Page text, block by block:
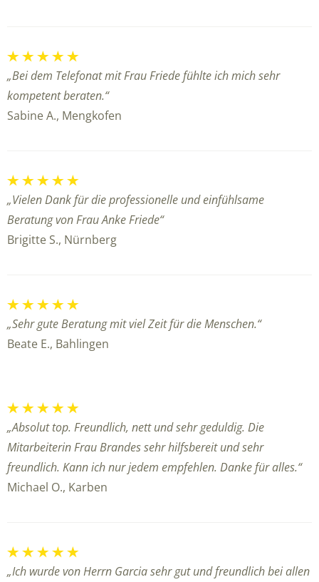
„Bei dem Telefonat mit Frau Friede fühlte ich mich sehr
kompetent beraten.“
Sabine A., Mengkofen
„Vielen Dank für die professionelle und einfühlsame
Beratung von Frau Anke Friede“
Brigitte S., Nürnberg
„Sehr gute Beratung mit viel Zeit für die Menschen.“
Beate E., Bahlingen
„Absolut top. Freundlich, nett und sehr geduldig. Die
Mitarbeiterin Frau Brandes sehr hilfsbereit und sehr
freundlich. Kann ich nur jedem empfehlen. Danke für alles.“
Michael O., Karben
„Ich wurde von Herrn Garcia sehr gut und freundlich bei allen